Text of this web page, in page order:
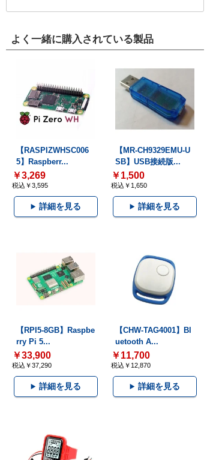
よく一緒に購入されている製品
【RASPIZWHSC006
5】Raspberr...
￥3,269
税込￥3,595
詳細を見る
【MR-CH9329EMU-U
SB】USB接続版...
￥1,500
税込￥1,650
詳細を見る
【RPI5-8GB】Raspbe
rry Pi 5...
￥33,900
税込￥37,290
詳細を見る
【CHW-TAG4001】Bl
uetooth A...
￥11,700
税込￥12,870
詳細を見る